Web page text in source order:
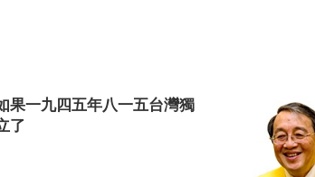
果一九四五年八一五台灣獨
了